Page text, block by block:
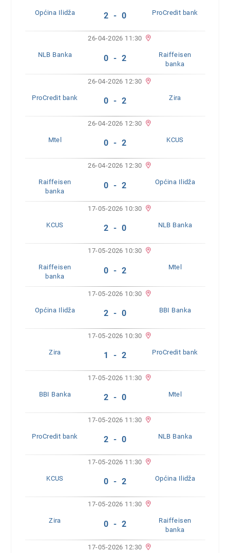
Općina Ilidža 2 - 0 ProCredit bank
26-04-2026 11:30
NLB Banka 0 - 2
Raiffeisen
banka
26-04-2026 12:30
ProCredit bank 0 - 2 Zira
26-04-2026 12:30
Mtel 0 - 2 KCUS
26-04-2026 12:30
Raiffeisen
banka
0 - 2 Općina Ilidža
17-05-2026 10:30
KCUS 2 - 0 NLB Banka
17-05-2026 10:30
Raiffeisen
banka
0 - 2 Mtel
17-05-2026 10:30
Općina Ilidža 2 - 0 BBI Banka
17-05-2026 10:30
Zira 1 - 2 ProCredit bank
17-05-2026 11:30
BBI Banka 2 - 0 Mtel
17-05-2026 11:30
ProCredit bank 2 - 0 NLB Banka
17-05-2026 11:30
KCUS 0 - 2 Općina Ilidža
17-05-2026 11:30
Zira 0 - 2
Raiffeisen
banka
17-05-2026 12:30